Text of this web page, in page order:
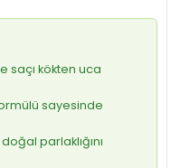
saçı kökten uca
sayesinde
parlaklığını